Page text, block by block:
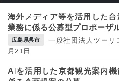
海外メディア等を活用した
業務に係る公募型プロポーザ
広島県呉市
一般社団法人ツーリ
月21日
AIを活用した京都観光案内